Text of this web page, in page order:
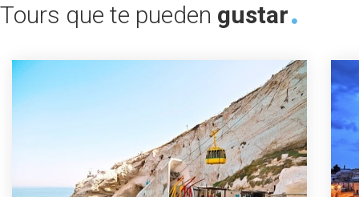
Tours que te pueden gustar